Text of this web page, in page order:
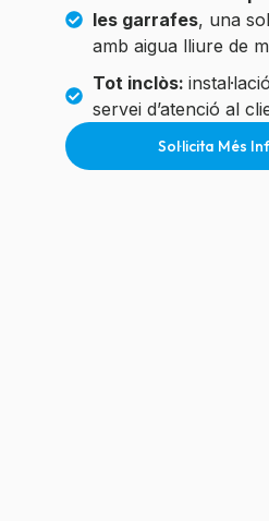
les garrafes, una
amb aigua lliure de
Tot inclòs:
servei d’atenció al
Sol·licita Més